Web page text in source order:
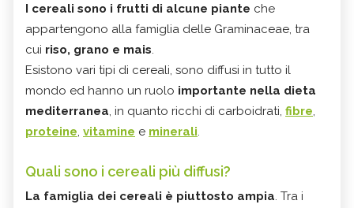
I cereali sono i frutti di alcune piante che
appartengono alla famiglia delle Graminaceae, tra
cui riso, grano e mais.
Esistono vari tipi di cereali, sono diffusi in tutto il
mondo ed hanno un ruolo importante nella dieta
mediterranea, in quanto ricchi di carboidrati, fibre,
proteine, vitamine e minerali.
Quali sono i cereali più diffusi?
La famiglia dei cereali è piuttosto ampia. Tra i